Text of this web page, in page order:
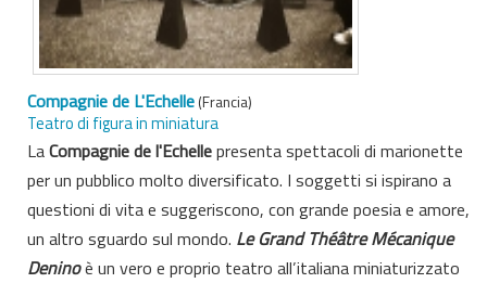
Compagnie de L'Echelle(Francia)
Teatro di figura in miniatura
LaCompagnie de l'Echellepresenta spettacoli di marionette
per un pubblico molto diversificato. I soggetti si ispirano a
questioni di vita e suggeriscono, con grande poesia e amore,
un altro sguardo sul mondo. Le Grand Théâtre Mécanique
Deninoè un vero e proprio teatro all’italiana miniaturizzato